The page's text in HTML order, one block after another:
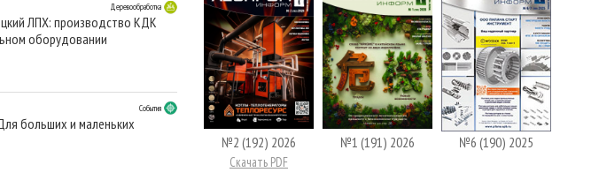
Деревообработка
ЛПХ: производство КДК
оборудовании
События
больших и маленьких
№2 (192) 2026
Скачать PDF
№1 (191) 2026 №6 (190) 2025